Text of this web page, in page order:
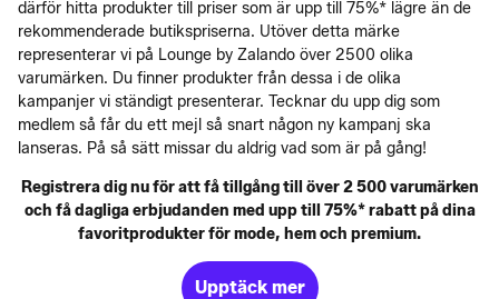
därför hitta produkter till priser som är upp till 75%* lägre än de
rekommenderade butikspriserna. Utöver detta märke
representerar vi på Lounge by Zalando över 2500 olika
varumärken. Du finner produkter från dessa i de olika
kampanjer vi ständigt presenterar. Tecknar du upp dig som
medlem så får du ett mejl så snart någon ny kampanj ska
lanseras. På så sätt missar du aldrig vad som är på gång!
Registrera dig nu för att få tillgång till över 2 500 varumärken
och få dagliga erbjudanden med upp till 75%* rabatt på dina
favoritprodukter för mode, hem och premium.
Upptäck mer